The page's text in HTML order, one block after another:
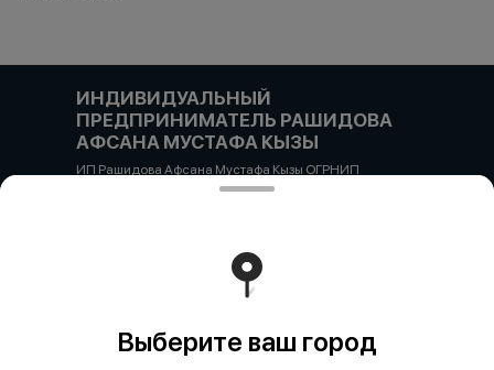
ИНДИВИДУАЛЬНЫЙ
ПРЕДПРИНИМАТЕЛЬ РАШИДОВА
АФСАНА МУСТАФА КЫЗЫ
ИП Рашидова Афсана Мустафа Кызы ОГРНИП
322784700051126 ИНН 781719784300 Российская
Работает на эффективном ядре
Выберите ваш город